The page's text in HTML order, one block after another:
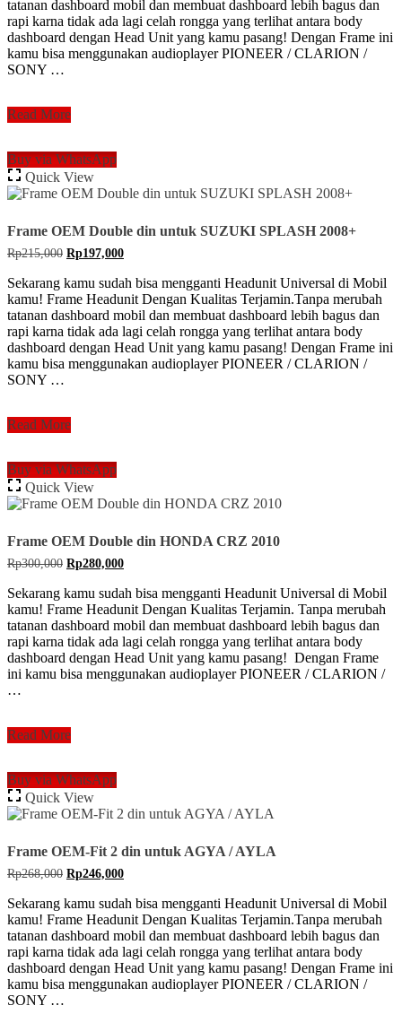
tatanan dashboard mobil dan membuat dashboard lebih bagus dan
rapi karna tidak ada lagi celah rongga yang terlihat antara body
dashboard dengan Head Unit yang kamu pasang! Dengan Frame ini
kamu bisa menggunakan audioplayer PIONEER / CLARION /
SONY …
Frame
OEN-
Fit
KIA
2010
Read More
Buy via WhatsApp
Quick View
Frame OEM Double din untuk SUZUKI SPLASH 2008+
Rp215,000 Original
was:
Rp215,000.
Rp197,000Current
is:
Rp197,000.
Sekarang kamu sudah bisa mengganti Headunit Universal di Mobil
kamu! Frame Headunit Dengan Kualitas Terjamin.Tanpa merubah
tatanan dashboard mobil dan membuat dashboard lebih bagus dan
rapi karna tidak ada lagi celah rongga yang terlihat antara body
dashboard dengan Head Unit yang kamu pasang! Dengan Frame ini
kamu bisa menggunakan audioplayer PIONEER / CLARION /
SONY …
Frame
din
untuk
SUZUKI
2008+
Read More
Buy via WhatsApp
Quick View
Frame OEM Double din HONDA CRZ 2010
Rp300,000 Original
was:
Rp300,000.
Rp280,000Current
is:
Rp280,000.
Sekarang kamu sudah bisa mengganti Headunit Universal di Mobil
kamu! Frame Headunit Dengan Kualitas Terjamin. Tanpa merubah
tatanan dashboard mobil dan membuat dashboard lebih bagus dan
rapi karna tidak ada lagi celah rongga yang terlihat antara body
dashboard dengan Head Unit yang kamu pasang! Dengan Frame
ini kamu bisa menggunakan audioplayer PIONEER / CLARION /
…
Frame
din
HONDA
CRZ
Read More
Buy via WhatsApp
Quick View
Frame OEM-Fit 2 din untuk AGYA / AYLA
Rp268,000 Original
was:
Rp268,000.
Rp246,000Current
is:
Rp246,000.
Sekarang kamu sudah bisa mengganti Headunit Universal di Mobil
kamu! Frame Headunit Dengan Kualitas Terjamin.Tanpa merubah
tatanan dashboard mobil dan membuat dashboard lebih bagus dan
rapi karna tidak ada lagi celah rongga yang terlihat antara body
dashboard dengan Head Unit yang kamu pasang! Dengan Frame ini
kamu bisa menggunakan audioplayer PIONEER / CLARION /
SONY …